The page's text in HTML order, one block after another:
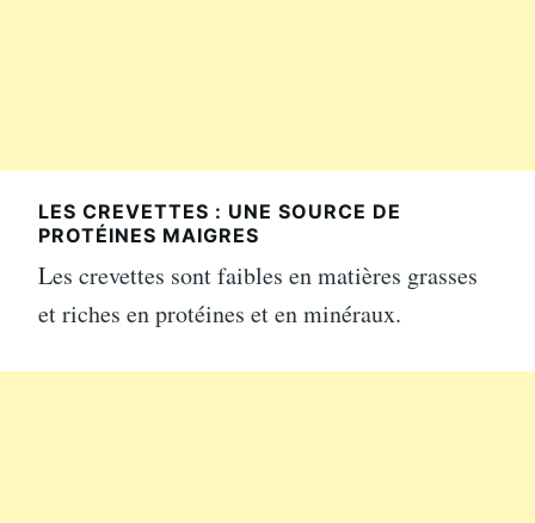
LES CREVETTES : UNE SOURCE DE
PROTÉINES MAIGRES
Les crevettes sont faibles en matières grasses
et riches en protéines et en minéraux.